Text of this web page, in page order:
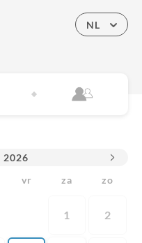
NL
2026
vr za zo
1 2